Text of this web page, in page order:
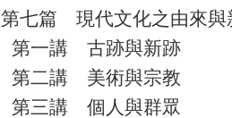
第七篇 現代文化之由來與
第一講 古跡與新跡
第二講 美術與宗教
第三講 個人與群眾